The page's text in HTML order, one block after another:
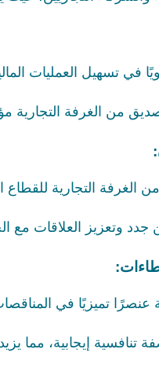
تسهيل العمليات
من الغرفة
الغرفة التجارية
وتعزيز العلاقات مع
عنصرًا تميزيًا في
تنافسية إيجابية، مما